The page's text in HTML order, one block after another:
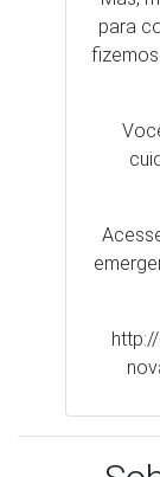
A plataforma
Casos
quilombolas e
abr/2020);